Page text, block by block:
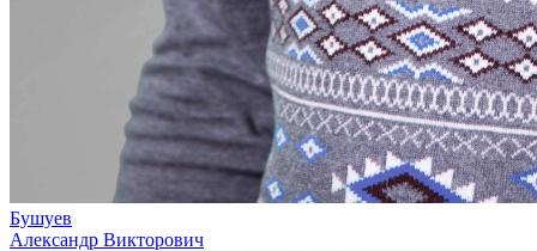
Бушуев
Александр Викторович